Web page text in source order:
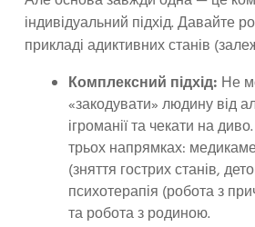
індивідуальний підхід. Давайте
прикладі адиктивних станів
Комплексний підхід: Не
«закодувати» людину від
ігроманії та чекати на
трьох напрямках:
(зняття гострих станів,
психотерапія (робота з
та робота з родиною.